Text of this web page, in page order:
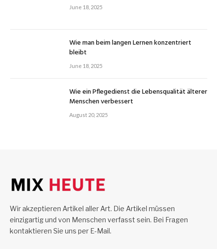
June 18, 2025
Wie man beim langen Lernen konzentriert
bleibt
June 18, 2025
Wie ein Pflegedienst die Lebensqualität älterer
Menschen verbessert
August 20, 2025
Wir akzeptieren Artikel aller Art. Die Artikel müssen
einzigartig und von Menschen verfasst sein. Bei Fragen
kontaktieren Sie uns per E-Mail.